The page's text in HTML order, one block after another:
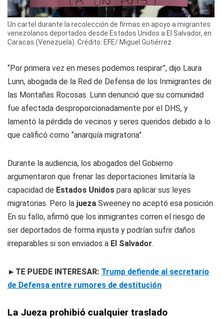
Un cartel durante la recolección de firmas en apoyo a migrantes
venezolanos deportados desde Estados Unidos a El Salvador, en
Caracas (Venezuela). Crédito: EFE/ Miguel Gutiérrez.
“Por primera vez en meses podemos respirar”, dijo Laura
Lunn, abogada de la Red de Defensa de los Inmigrantes de
las Montañas Rocosas. Lunn denunció que su comunidad
fue afectada desproporcionadamente por el DHS, y
lamentó la pérdida de vecinos y seres queridos debido a lo
que calificó como “anarquía migratoria”.
Durante la audiencia, los abogados del Gobierno
argumentaron que frenar las deportaciones limitaría la
capacidad de Estados Unidos para aplicar sus leyes
migratorias. Pero la jueza Sweeney no aceptó esa posición.
En su fallo, afirmó que los inmigrantes corren el riesgo de
ser deportados de forma injusta y podrían sufrir daños
irreparables si son enviados a El Salvador.
►TE PUEDE INTERESAR: Trump defiende al secretario
de Defensa entre rumores de destitución
La Jueza prohibió cualquier traslado